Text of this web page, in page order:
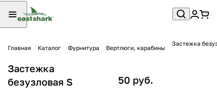
Главная Каталог Фурнитура Вертлюги, карабины
Застежка
безузловая S
50 руб.